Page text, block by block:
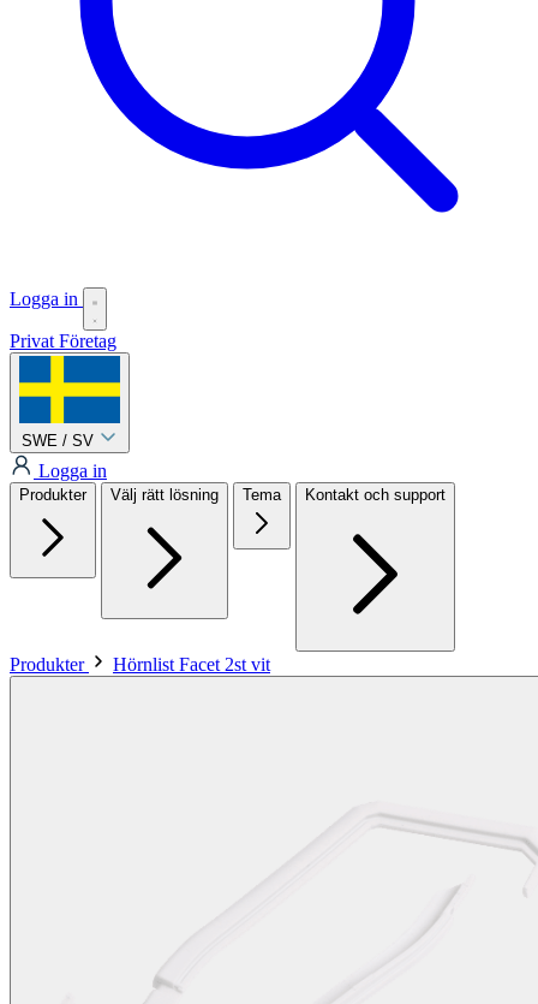
Logga in
Privat Företag
SWE / SV
Logga in
Produkter Välj rätt lösning Tema Kontakt och support
Produkter Hörnlist Facet 2st vit